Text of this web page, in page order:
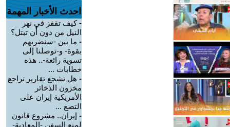
احدث الأخبار المهمة
-كيف تقفز في نهر
النيل من دون أن تبتل؟
- ما بين -سنضربهم
بقوة- و-توصلنا إلى
تسوية رائعة-.. هذه
خطابات ...
- هل تشجع تقارير تراجع
مخزون الذخائر
الأمريكية إيران على
التصع ...
- إيران.. مشروع قانون
لمنع السفن -المعادية-